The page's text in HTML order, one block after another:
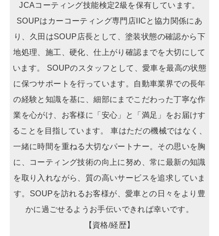
JCAコーティング技能検定2級を保有しています。
SOUPはカーコーティング専門店IICと協力関係にあ
り、久田はSOUP店長として、塗装状態の確認から下
地処理、施工、硬化、仕上がり確認までを大切にして
います。 SOUPのスタッフとして、愛車を最高の状態
に保つサポートを行っています。自動車業界での長年
の経験と知識を基に、細部にまでこだわった丁寧な作
業を心がけ、お客様に「安心」と「満足」をお届けす
ることを目指しています。 車はただの機械ではなく、
一緒に時間を重ねる大切なパートナー。その思いを胸
に、コーティング技術の向上に努め、常に最新の知識
を取り入れながら、質の高いサービスを追求していま
す。SOUPを訪れるお客様が、愛車との日々をより豊
かに過ごせるようお手伝いできれば幸いです。
【資格/経歴】